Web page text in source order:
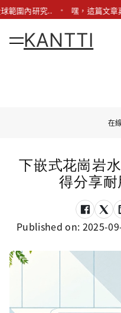
範圍內研究.. 嘿，這篇文章
KANTTI
在
下嵌式花崗岩
得分享
Published on: 2025-